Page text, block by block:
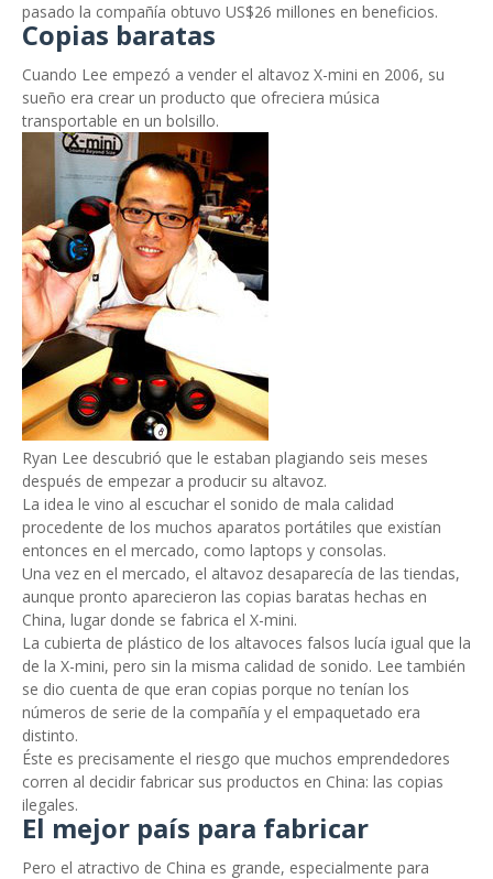
pasado la compañía obtuvo US$26 millones en beneficios.
Copias baratas
Cuando Lee empezó a vender el altavoz X-mini en 2006, su
sueño era crear un producto que ofreciera música
transportable en un bolsillo.
Ryan Lee descubrió que le estaban plagiando seis meses
después de empezar a producir su altavoz.
La idea le vino al escuchar el sonido de mala calidad
procedente de los muchos aparatos portátiles que existían
entonces en el mercado, como laptops y consolas.
Una vez en el mercado, el altavoz desaparecía de las tiendas,
aunque pronto aparecieron las copias baratas hechas en
China, lugar donde se fabrica el X-mini.
La cubierta de plástico de los altavoces falsos lucía igual que la
de la X-mini, pero sin la misma calidad de sonido. Lee también
se dio cuenta de que eran copias porque no tenían los
números de serie de la compañía y el empaquetado era
distinto.
Éste es precisamente el riesgo que muchos emprendedores
corren al decidir fabricar sus productos en China: las copias
ilegales.
El mejor país para fabricar
Pero el atractivo de China es grande, especialmente para